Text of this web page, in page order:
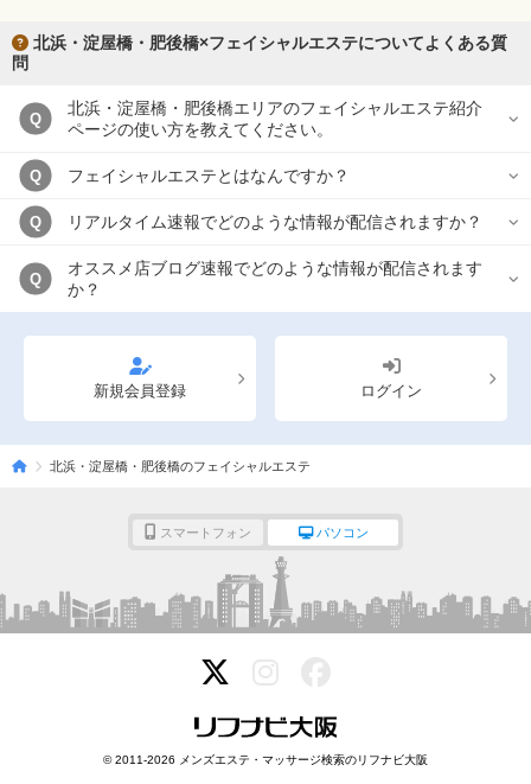
北浜・淀屋橋・肥後橋×フェイシャルエステについてよくある質
問
Q
北浜・淀屋橋・肥後橋エリアのフェイシャルエステ紹介
ページの使い方を教えてください。
Q フェイシャルエステとはなんですか？
Q リアルタイム速報でどのような情報が配信されますか？
Q
オススメ店ブログ速報でどのような情報が配信されます
か？
新規会員登録 ログイン
北浜・淀屋橋・肥後橋のフェイシャルエステ
スマートフォン パソコン
© 2011-2026 メンズエステ・マッサージ検索のリフナビ大阪